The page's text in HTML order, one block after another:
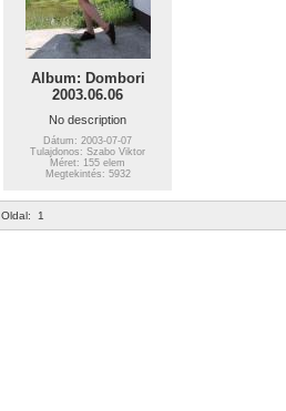
Album: Dombori
2003.06.06
No description
Dátum: 2003-07-07
Tulajdonos: Szabo Viktor
Méret: 155 elem
Megtekintés: 5932
Oldal: 1